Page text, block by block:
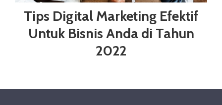
Tips Digital Marketing Efektif
Untuk Bisnis Anda di Tahun
2022